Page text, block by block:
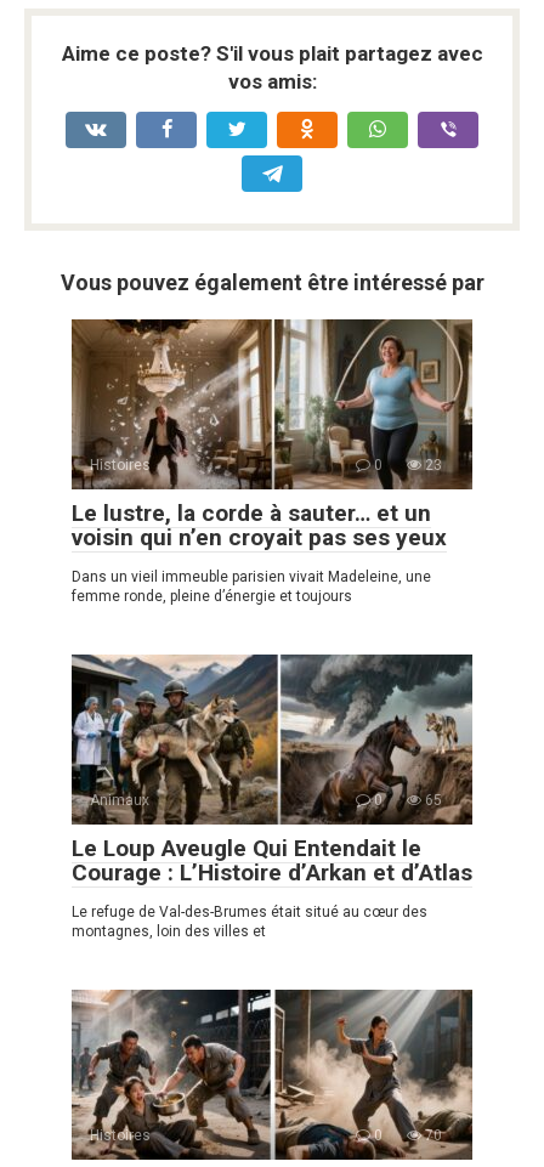
Aime ce poste? S'il vous plait partagez avec
vos amis:
Vous pouvez également être intéressé par
Histoires 0 23
Le lustre, la corde à sauter… et un
voisin qui n’en croyait pas ses yeux
Dans un vieil immeuble parisien vivait Madeleine, une
femme ronde, pleine d’énergie et toujours
Animaux 0 65
Le Loup Aveugle Qui Entendait le
Courage : L’Histoire d’Arkan et d’Atlas
Le refuge de Val-des-Brumes était situé au cœur des
montagnes, loin des villes et
Histoires 0 70